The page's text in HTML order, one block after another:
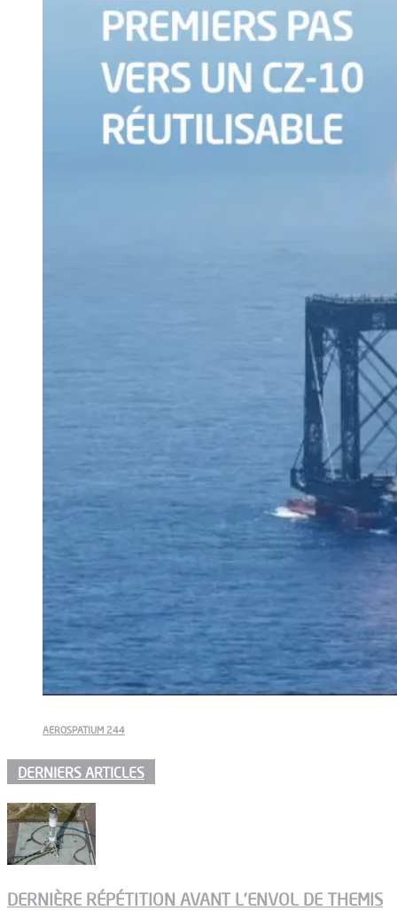
AEROSPATIUM 244
DERNIERS ARTICLES
DERNIÈRE RÉPÉTITION AVANT L’ENVOL DE THEMIS